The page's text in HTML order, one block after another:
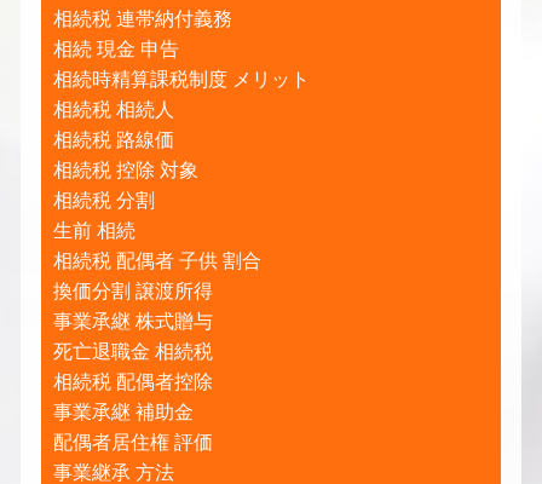
相続税 連帯納付義務
相続 現金 申告
相続時精算課税制度 メリット
相続税 相続人
相続税 路線価
相続税 控除 対象
相続税 分割
生前 相続
相続税 配偶者 子供 割合
換価分割 譲渡所得
事業承継 株式贈与
死亡退職金 相続税
相続税 配偶者控除
事業承継 補助金
配偶者居住権 評価
事業継承 方法